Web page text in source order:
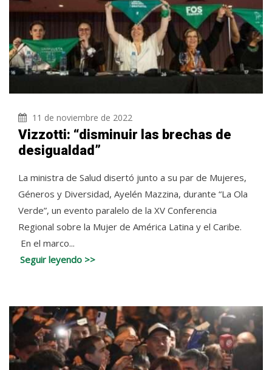
11 de noviembre de 2022
Vizzotti: “disminuir las brechas de
desigualdad”
La ministra de Salud disertó junto a su par de Mujeres,
Géneros y Diversidad, Ayelén Mazzina, durante “La Ola
Verde”, un evento paralelo de la XV Conferencia
Regional sobre la Mujer de América Latina y el Caribe.
En el marco...
Seguir leyendo >>